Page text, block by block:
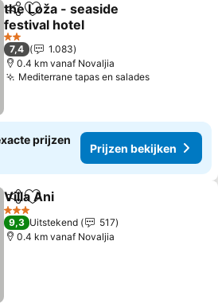
DelenToevoegen aan favorieten
the Loža - seaside
festival hotel
2 Sterren
7,4
1.083
0.4 km vanaf Novaljia
Mediterrane tapas en salades
prijzen
Prijzen bekijken
DelenToevoegen aan favorieten
Villa Ani
3 Sterren
9,3 Uitstekend
517
0.4 km vanaf Novaljia